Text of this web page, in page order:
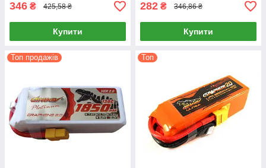
346 ₴ 425,58 ₴
Купити
282 ₴ 346,86 ₴
Купити
Топ продажів Топ